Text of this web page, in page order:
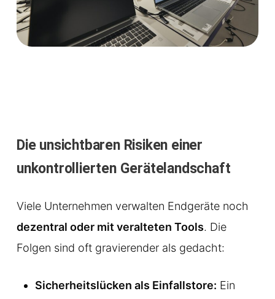
Die unsichtbaren Risiken einer
unkontrollierten Gerätelandschaft
Viele Unternehmen verwalten Endgeräte noch
dezentral oder mit veralteten Tools. Die
Folgen sind oft gravierender als gedacht:
Sicherheitslücken als Einfallstore: Ein